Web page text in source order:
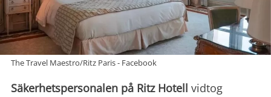
The Travel Maestro/Ritz Paris - Facebook
Säkerhetspersonalen på Ritz Hotell vidtog